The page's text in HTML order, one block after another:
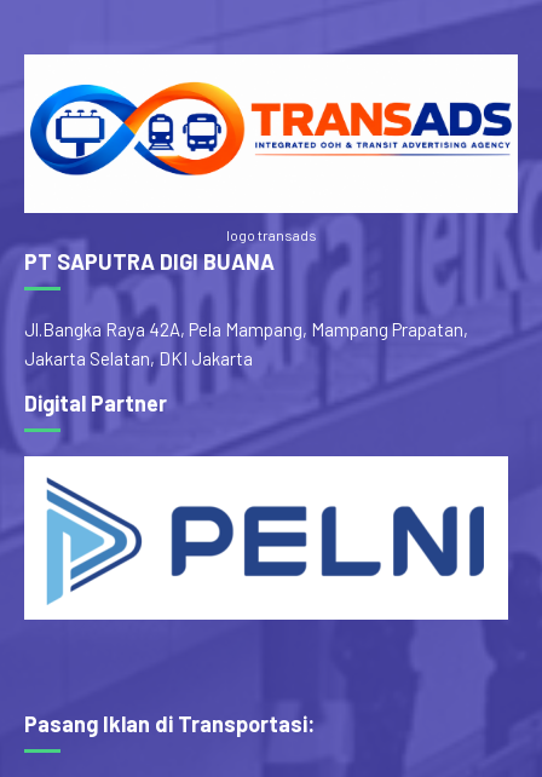
logo transads
PT SAPUTRA DIGI BUANA
Jl.Bangka Raya 42A, Pela Mampang, Mampang Prapatan,
Jakarta Selatan, DKI Jakarta
Digital Partner
Pasang Iklan di Transportasi: